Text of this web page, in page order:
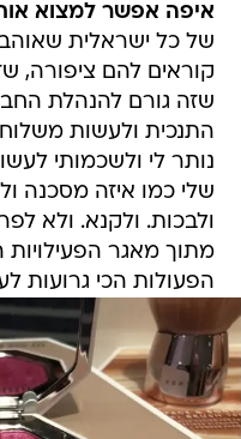
איפה אפשר למצוא
של כל ישראלית
קוראים להם ציפורה,
שזה גורם להנהלת
התנכית ולעשות
נותר לי ולשכמותי
שלי כמו איזה מסכנה
ולבכות. ולקנא. ולא
מתוך מאגר
הפעולות הכי גרועות